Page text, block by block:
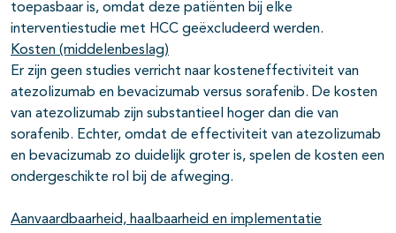
toepasbaar is, omdat deze patiënten bij elke
interventiestudie met HCC geëxcludeerd werden.
Kosten (middelenbeslag)
Er zijn geen studies verricht naar kosteneffectiviteit van
atezolizumab en bevacizumab versus sorafenib. De kosten
van atezolizumab zijn substantieel hoger dan die van
sorafenib. Echter, omdat de effectiviteit van atezolizumab
en bevacizumab zo duidelijk groter is, spelen de kosten een
ondergeschikte rol bij de afweging.
Aanvaardbaarheid, haalbaarheid en implementatie